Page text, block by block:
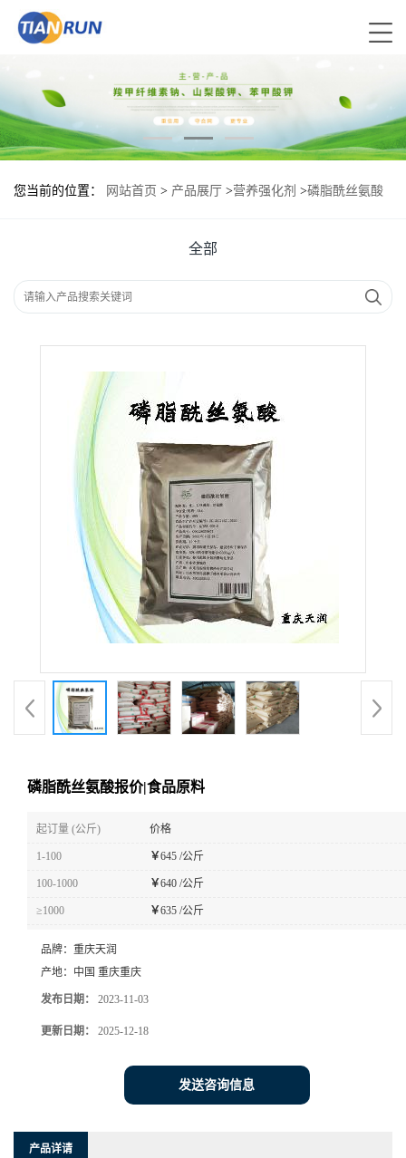
您当前的位置： 网站首页 > 产品展厅 >营养强化剂 >磷脂酰丝氨酸
全部
磷脂酰丝氨酸报价|食品原料
起订量 (公斤) 价格
1-100 ￥645 /公斤
100-1000 ￥640 /公斤
≥1000 ￥635 /公斤
品牌： 重庆天润
产地： 中国 重庆重庆
发布日期： 2023-11-03
更新日期： 2025-12-18
发送咨询信息
产品详请